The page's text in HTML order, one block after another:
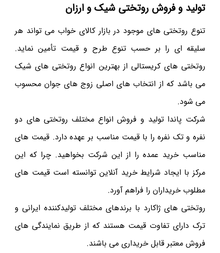
تولید و فروش روتختی شیک و ارزان
تنوع روتختی های موجود در بازار کالای خواب می تواند هر
سلیقه ای را بر حسب تنوع طرح و قیمت تأمین نماید.
روتختی های کریستالی از بهترین انواع روتختی های شیک
می باشد که از انتخاب های اصلی زوج های جوان محسوب
می شود.
شرکت پاندا تولید و فروش انواع مختلف روتختی های دو
نفره و تک نفره را با قیمت مناسب بر عهده دارد. قیمت های
مناسب خرید عمده را از این شرکت بخواهید. چرا که این
مرکز با ایجاد شرایط خرید آنلاین توانسته است قیمت های
مطلوب خریداران را فراهم آورد.
روتختی های ژاکارد با برندهای مختلف تولیدکننده ایرانی و
ترک دارای تفاوت قیمت هستند که از طریق نمایندگی های
فروش معتبر قابل خریداری می باشند.